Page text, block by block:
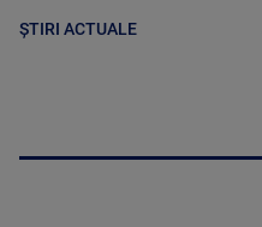
ȘTIRI ACTUALE